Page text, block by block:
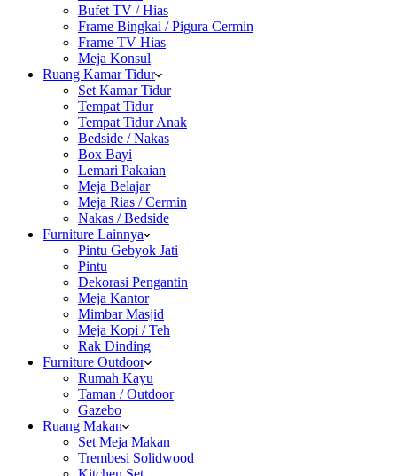
Bufet TV / Hias
Frame Bingkai / Pigura Cermin
Frame TV Hias
Meja Konsul
Ruang Kamar Tidur
Set Kamar Tidur
Tempat Tidur
Tempat Tidur Anak
Bedside / Nakas
Box Bayi
Lemari Pakaian
Meja Belajar
Meja Rias / Cermin
Nakas / Bedside
Furniture Lainnya
Pintu Gebyok Jati
Pintu
Dekorasi Pengantin
Meja Kantor
Mimbar Masjid
Meja Kopi / Teh
Rak Dinding
Furniture Outdoor
Rumah Kayu
Taman / Outdoor
Gazebo
Ruang Makan
Set Meja Makan
Trembesi Solidwood